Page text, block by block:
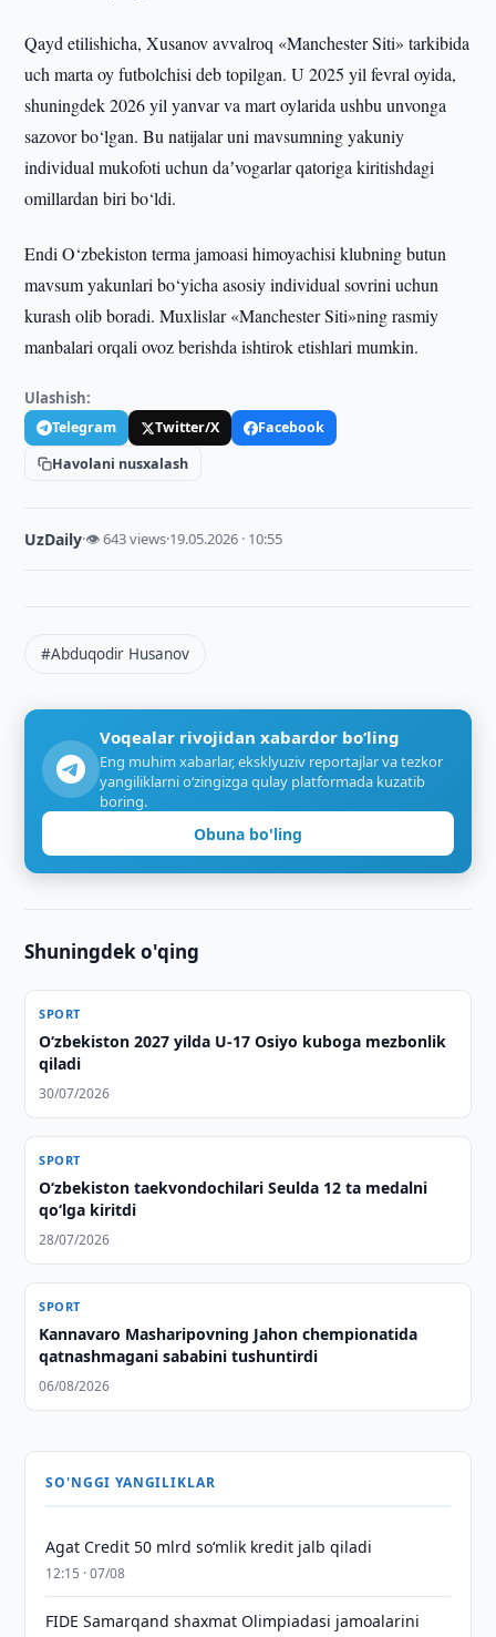
Qayd etilishicha, Xusanov avvalroq «Manchester Siti» tarkibida
uch marta oy futbolchisi deb topilgan. U 2025 yil fevral oyida,
shuningdek 2026 yil yanvar va mart oylarida ushbu unvonga
sazovor bo‘lgan. Bu natijalar uni mavsumning yakuniy
individual mukofoti uchun daʼvogarlar qatoriga kiritishdagi
omillardan biri bo‘ldi.
Endi O‘zbekiston terma jamoasi himoyachisi klubning butun
mavsum yakunlari bo‘yicha asosiy individual sovrini uchun
kurash olib boradi. Muxlislar «Manchester Siti»ning rasmiy
manbalari orqali ovoz berishda ishtirok etishlari mumkin.
Ulashish:
Telegram Twitter/X
Facebook
Havolani nusxalash
UzDaily·👁 643 views·19.05.2026 · 10:55
#Abduqodir Husanov
Voqealar rivojidan xabardor bo‘ling
Eng muhim xabarlar, eksklyuziv reportajlar va tezkor
yangiliklarni o‘zingizga qulay platformada kuzatib
boring.
Obuna bo'ling
Shuningdek o'qing
SPORT
O‘zbekiston 2027 yilda U-17 Osiyo kuboga mezbonlik
qiladi
30/07/2026
SPORT
O‘zbekiston taekvondochilari Seulda 12 ta medalni
qo‘lga kiritdi
28/07/2026
SPORT
Kannavaro Masharipovning Jahon chempionatida
qatnashmagani sababini tushuntirdi
06/08/2026
SO'NGGI YANGILIKLAR
Agat Credit 50 mlrd so‘mlik kredit jalb qiladi
12:15 · 07/08
FIDE Samarqand shaxmat Olimpiadasi jamoalarini